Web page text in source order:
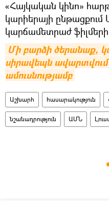
«Հայկական կինո»
կարիերայի ընթացքում
կարճամետրաժ ֆիլմերի
Մի բարձի ծերանաք,
սիրավեպն ավարտվում
ամուսնությամբ
Աշխարհ հասարակություն
նշանադրություն ԱՄՆ